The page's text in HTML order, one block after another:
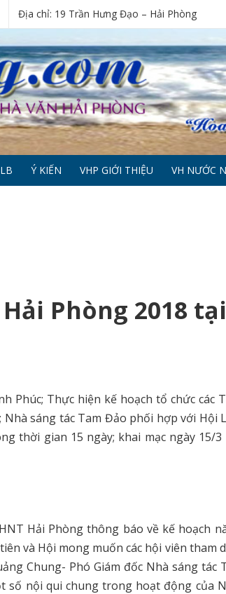
Địa chỉ: 19 Trần Hưng Đạo – Hải Phòng
Ý KIẾN VHP GIỚI THIỆU VH NƯỚC
Phòng 2018 tại
Phúc; Thực hiện kế hoạch tổ chức các
sáng tác Tam Đảo phối hợp với Hội
thời gian 15 ngày; khai mạc ngày 15/
Hải Phòng thông báo về kế hoạch
và Hội mong muốn các hội viên tham
Chung- Phó Giám đốc Nhà sáng tác
số nội qui chung trong hoạt động của